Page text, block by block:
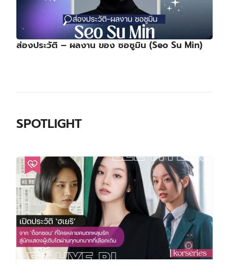
ส่องประวัติ – ผลงาน ของ ซอซูมิน (Seo Su Min)
SPOTLIGHT